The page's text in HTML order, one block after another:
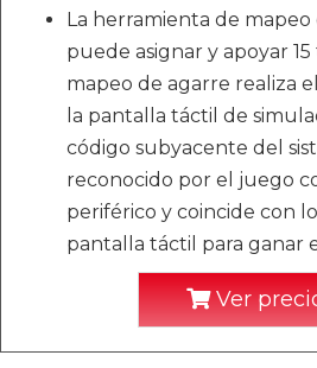
La herramienta de
puede asignar y apoyar
mapeo de agarre realiza
la pantalla táctil de
código subyacente del
reconocido por el juego
periférico y coincide con
pantalla táctil para ganar
Ver